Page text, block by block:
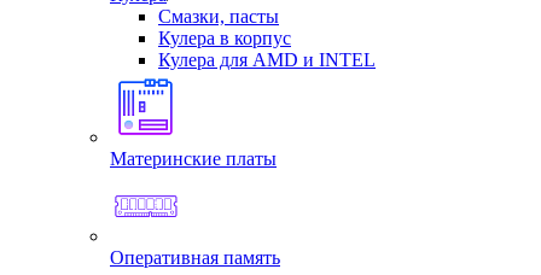
Смазки, пасты
Кулера в корпус
Кулера для AMD и INTEL
Материнские платы
Оперативная память